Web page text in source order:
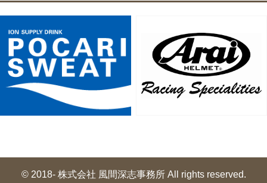
© 2018- 株式会社 風間深志事務所 All rights reserved.